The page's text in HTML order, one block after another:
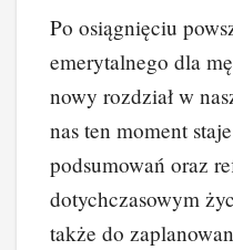
Po osiągnięciu
emerytalnego dla
nowy rozdział w
nas ten moment
podsumowań oraz
dotychczasowym
także do